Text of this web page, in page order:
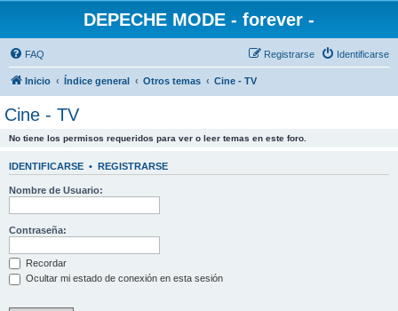
DEPECHE MODE - forever -
FAQ Identificarse
Registrarse
Inicio Índice general Otros temas Cine - TV
Cine - TV
No tiene los permisos requeridos para ver o leer temas en este foro.
IDENTIFICARSE • REGISTRARSE
Nombre de Usuario:
Contraseña:
Recordar
Ocultar mi estado de conexión en esta sesión